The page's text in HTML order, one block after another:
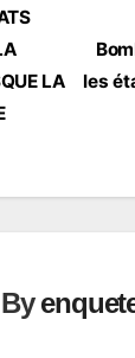
les
LA
By